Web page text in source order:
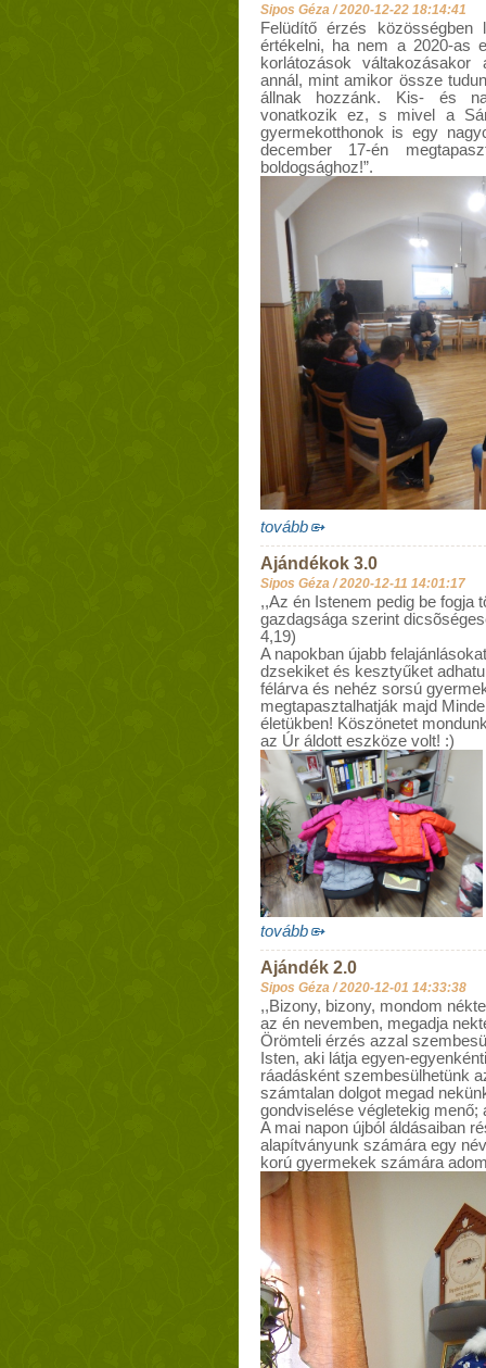
Sipos Géza /2020-12-22 18:14:41
Felüdítő érzés
értékelni, ha nem a 2020-as
korlátozások
annál, mint amikor össze
állnak hozzánk. Kis- és
vonatkozik ez, s mivel a
gyermekotthonok is egy
december 17-én
boldogsághoz!”.
tovább
Ajándékok 3.0
Sipos Géza /2020-12-11 14:01:17
,,Az én Istenem pedig be fogja
gazdagsága szerint
4,19)
A napokban újabb
dzsekiket és kesztyűket
félárva és nehéz sorsú
megtapasztalhatják majd
életükben! Köszönetet
az Úr áldott eszköze volt! :)
tovább
Ajándék 2.0
Sipos Géza /2020-12-01 14:33:38
,,Bizony, bizony, mondom
az én nevemben, megadja
Örömteli érzés azzal
Isten, aki látja egyen-
ráadásként szembesülhetünk
számtalan dolgot megad
gondviselése végletekig menő;
A mai napon újból áldásaiban
alapítványunk számára egy
korú gyermekek számára